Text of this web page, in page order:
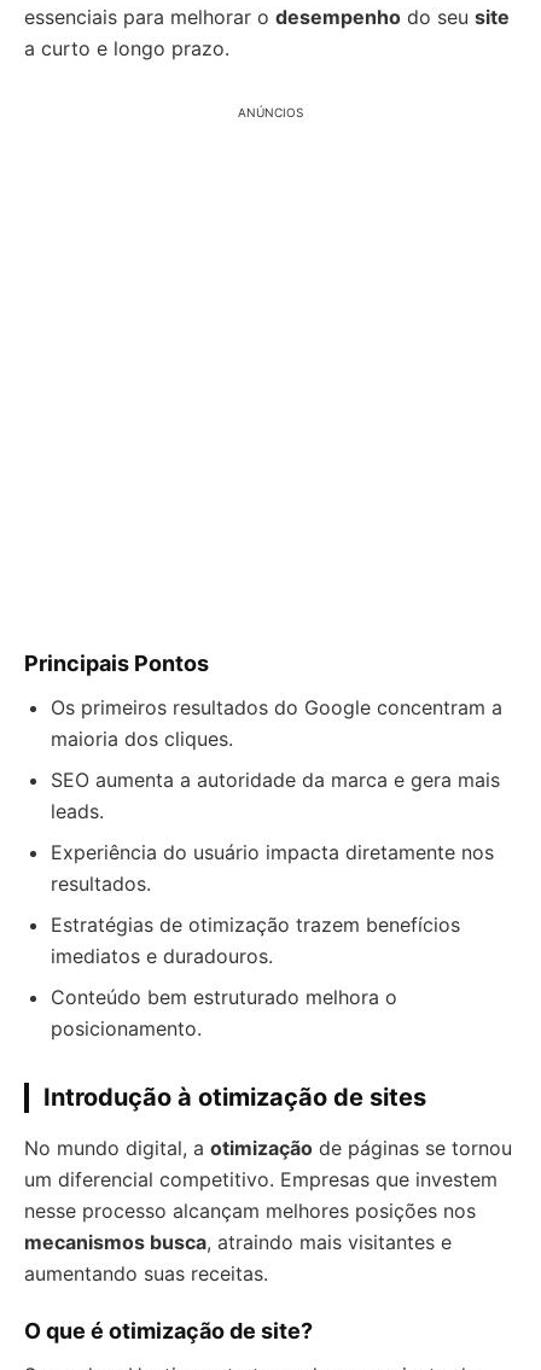
essenciais para melhorar o desempenho do seu site
a curto e longo prazo.
ANÚNCIOS
Principais Pontos
Os primeiros resultados do Google concentram a
maioria dos cliques.
SEO aumenta a autoridade da marca e gera mais
leads.
Experiência do usuário impacta diretamente nos
resultados.
Estratégias de otimização trazem benefícios
imediatos e duradouros.
Conteúdo bem estruturado melhora o
posicionamento.
Introdução à otimização de sites
No mundo digital, a otimização de páginas se tornou
um diferencial competitivo. Empresas que investem
nesse processo alcançam melhores posições nos
mecanismos busca, atraindo mais visitantes e
aumentando suas receitas.
O que é otimização de site?